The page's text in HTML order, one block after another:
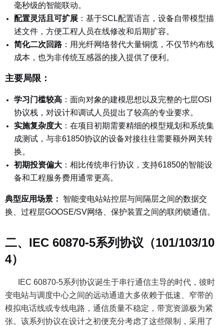
毫秒级的智能联动。
配置灵活且可扩展 ：基于SCL配置语言，设备自带模型描
述文件，方便工程人员在线修改和后期扩容。
简化二次回路 ：用光纤网络替代大量铜缆，不仅节约布线
成本，也为非传统互感器的接入提供了便利。
主要局限：
学习门槛较高 ：面向对象的建模思想以及完整的七层OSI
协议栈，对设计和调试人员提出了较高的专业要求。
实施复杂度大 ：在项目初期需要精细的模型规划和系统集
成测试，与非61850协议的设备对接往往需要额外网关转
换。
初期投资偏大 ：相比传统串行协议，支持61850的智能设
备和工程服务费用通常更高。
典型应用场景：
智能变电站站控层与间隔层之间的数据交
换、过程层GOOSE/SV网络、保护装置之间的联闭锁通信。
二、IEC 60870-5系列协议（101/103/10
4）
IEC 60870-5系列协议诞生于串行通信主导的时代，彼时
变电站与调度中心之间的远动通道大多依赖于低速、窄带的
模拟电话线或专线电路，通信质量不稳定，带宽资源极为紧
张。该系列协议在设计之初便充分考虑了这些限制，采用了